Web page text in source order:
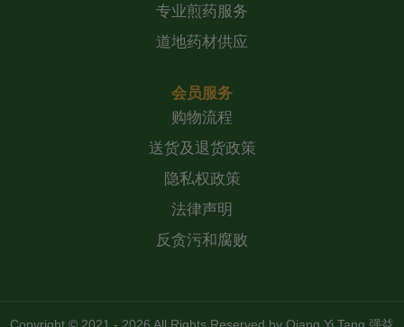
专业煎药服务
道地药材供应
会员服务
购物流程
送货及退货政策
隐私权政策
法律声明
反贪污和腐败